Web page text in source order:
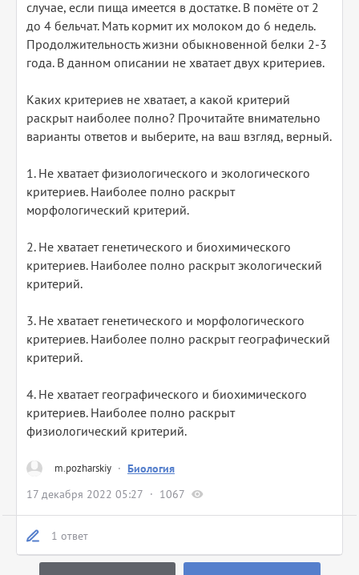
m.pozharskiy · Биология
17 декабря 2022 05:27
1067
случае, если пища имеется в достатке. В помёте от 2
до 4 бельчат. Мать кормит их молоком до 6 недель.
Продолжительность жизни обыкновенной белки 2-3
года. В данном описании не хватает двух критериев.
Каких критериев не хватает, а какой критерий
раскрыт наиболее полно? Прочитайте внимательно
варианты ответов и выберите, на ваш взгляд, верный.
1. Не хватает физиологического и экологического
критериев. Наиболее полно раскрыт
морфологический критерий.
2. Не хватает генетического и биохимического
критериев. Наиболее полно раскрыт экологический
критерий.
3. Не хватает генетического и морфологического
критериев. Наиболее полно раскрыт географический
критерий.
4. Не хватает географического и биохимического
критериев. Наиболее полно раскрыт
физиологический критерий.
1 ответ